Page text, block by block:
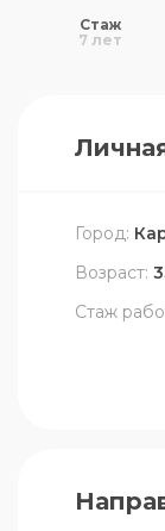
Стаж
7 лет
Город:
Возраст:
Стаж